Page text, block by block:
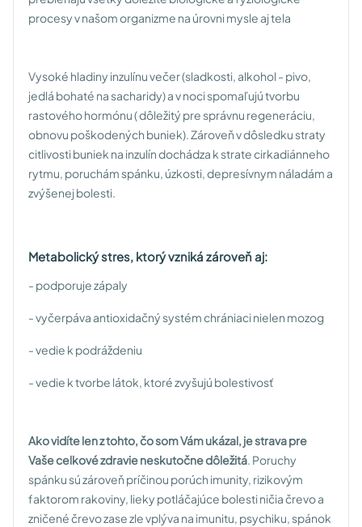
procesy v našom organizme na úrovni mysle aj tela
Vysoké hladiny inzulínu večer (sladkosti, alkohol - pivo,
jedlá bohaté na sacharidy) a v noci spomaľujú tvorbu
rastového hormónu ( dôležitý pre správnu regeneráciu,
obnovu poškodených buniek). Zároveň v dôsledku straty
citlivosti buniek na inzulín dochádza k strate cirkadiánneho
rytmu, poruchám spánku, úzkosti, depresívnym náladám a
zvýšenej bolesti.
Metabolický stres, ktorý vzniká zároveň aj:
- podporuje zápaly
- vyčerpáva antioxidačný systém chrániaci nielen mozog
- vedie k podráždeniu
- vedie k tvorbe látok, ktoré zvyšujú bolestivosť
Ako vidíte len z tohto, čo som Vám ukázal, je strava pre
Vaše celkové zdravie neskutočne dôležitá. Poruchy
spánku sú zároveň príčinou porúch imunity, rizikovým
faktorom rakoviny, lieky potláčajúce bolesti ničia črevo a
zničené črevo zase zle vplýva na imunitu, psychiku, spánok